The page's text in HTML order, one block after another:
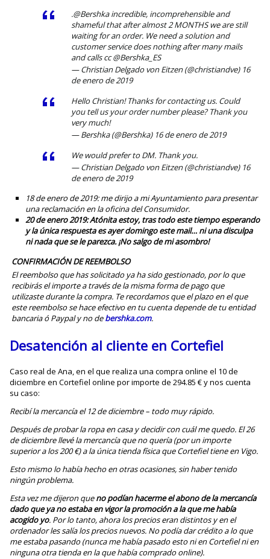
.@Bershkaincredible, incomprehensible and
shameful that after almost 2 MONTHS we are still
waiting for an order. We need a solution and
customer service does nothing after many mails
and calls cc@Bershka_ES
— Christian Delgado von Eitzen (@christiandve) 16
de enero de 2019
Hello Christian! Thanks for contacting us. Could
you tell us your order number please? Thank you
very much!
— Bershka (@Bershka) 16 de enero de 2019
We would prefer to DM. Thank you.
— Christian Delgado von Eitzen (@christiandve) 16
de enero de 2019
18 de enero de 2019: me dirijo a mi Ayuntamiento para presentar
una reclamación en la oficina del Consumidor.
20 de enero 2019:Atónita estoy, tras todo este tiempo esperando
y la única respuesta es ayer domingo este mail… ni una disculpa
ni nada que se le parezca. ¡No salgo de mi asombro!
CONFIRMACIÓN DE REEMBOLSO
El reembolso que has solicitado ya ha sido gestionado, por lo que
recibirás el importe a través de la misma forma de pago que
utilizaste durante la compra. Te recordamos que el plazo en el que
este reembolso se hace efectivo en tu cuenta depende de tu entidad
bancaria ó Paypal y no debershka.com.
Desatención al cliente en Cortefiel
Caso real de Ana, en el que realiza una compra online el 10 de
diciembre en Cortefiel online por importe de 294.85 € y nos cuenta
su caso:
Recibí la mercancía el 12 de diciembre – todo muy rápido.
Después de probar la ropa en casa y decidir con cuál me quedo. El 26
de diciembre llevé la mercancía que no quería (por un importe
superior a los 200 €) a la única tienda física que Cortefiel tiene en Vigo.
Esto mismo lo había hecho en otras ocasiones, sin haber tenido
ningún problema.
Esta vez me dijeron queno podían hacerme el abono de la mercancía
dado que ya no estaba en vigor la promoción a la que me había
acogido yo. Por lo tanto, ahora los precios eran distintos y en el
ordenador les salía los precios nuevos. No podía dar crédito a lo que
me estaba pasando (nunca me había pasado esto ni en Cortefiel ni en
ninguna otra tienda en la que había comprado online).